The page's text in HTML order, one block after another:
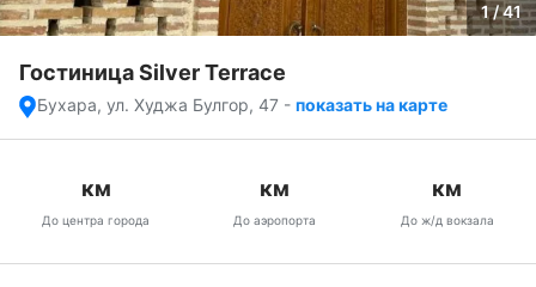
1 / 41
Гостиница Silver Terrace
Бухара, ул. Худжа Булгор, 47 - показать на карте
км
До центра города
км
До аэропорта
км
До ж/д вокзала